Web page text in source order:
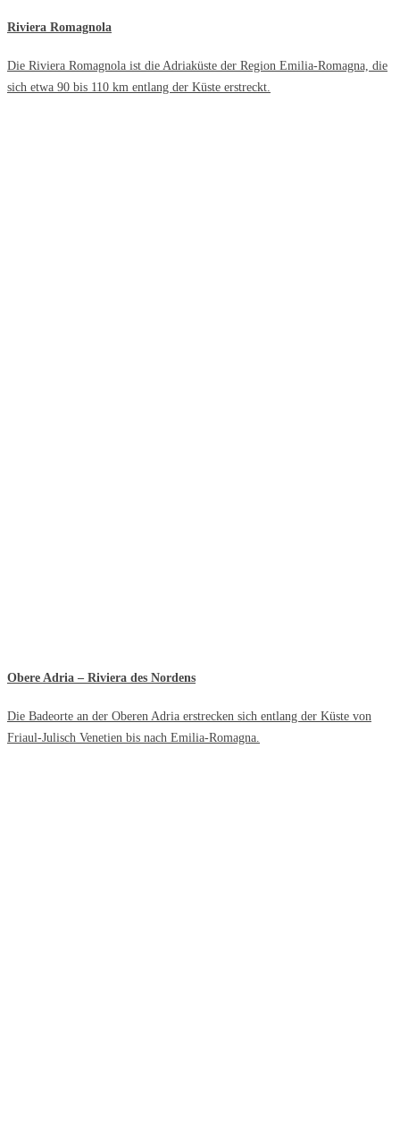
Riviera Romagnola
Die Riviera Romagnola ist die Adriaküste der Region Emilia-Romagna, die
sich etwa 90 bis 110 km entlang der Küste erstreckt.
Obere Adria – Riviera des Nordens
Die Badeorte an der Oberen Adria erstrecken sich entlang der Küste von
Friaul-Julisch Venetien bis nach Emilia-Romagna.